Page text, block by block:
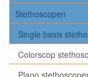
Stethoscopen
Single basis
Colorscop
Plano